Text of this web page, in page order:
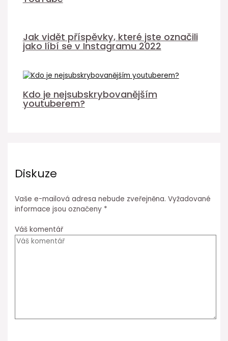
Jak vidět příspěvky, které jste označili
jako líbí se v Instagramu 2022
Kdo je nejsubskrybovanějším
youtuberem?
Diskuze
Vaše e-mailová adresa nebude zveřejněna. Vyžadované
informace jsou označeny *
Váš komentář